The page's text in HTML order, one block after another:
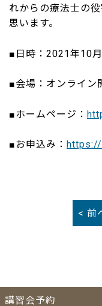
れからの療法士の
思います。
■日時：2021年10
■会場：オンライン
■ホームページ：
■お申込み：
< 前
講習会予約